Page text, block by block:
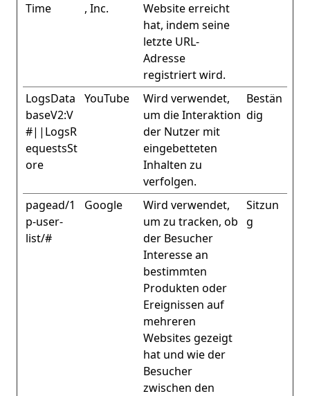
Time
, Inc.
Website erreicht
hat, indem seine
letzte URL-
Adresse
registriert wird.
LogsData
baseV2:V
#||LogsR
equestsSt
ore
YouTube
Wird verwendet,
um die Interaktion
der Nutzer mit
eingebetteten
Inhalten zu
verfolgen.
Bestän
dig
pagead/1
p-user-
list/#
Google
Wird verwendet,
um zu tracken, ob
der Besucher
Interesse an
bestimmten
Produkten oder
Ereignissen auf
mehreren
Websites gezeigt
hat und wie der
Besucher
zwischen den
Sitzun
g